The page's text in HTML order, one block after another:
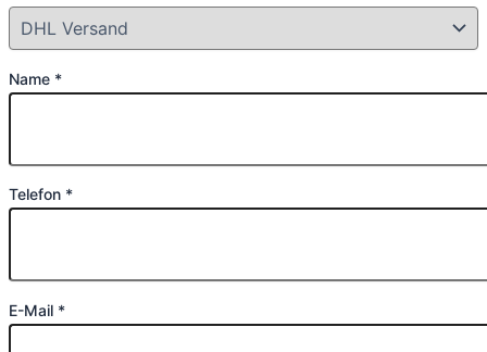
Name *
Telefon *
E-Mail *